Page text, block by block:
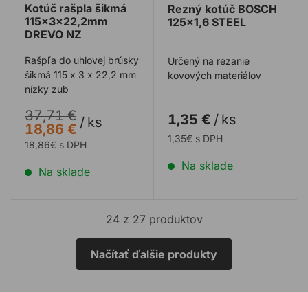
Kotúč rašpla šikmá
115x3x22,2mm
DREVO NZ
Rašpľa do uhlovej brúsky
šikmá 115 x 3 x 22,2 mm
nízky zub
37,71 €
18,86 € / ks
18,86€ s DPH
Na sklade
Rezný kotúč BOSCH
125x1,6 STEEL
Určený na rezanie
kovových materiálov
1,35 € / ks
1,35€ s DPH
Na sklade
24 z 27 produktov
Načítať ďalšie produkty